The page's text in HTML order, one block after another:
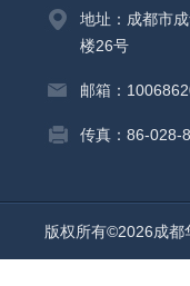
地址：成都市
楼26号
邮箱：
传真：86-028-
版权所有©2026成